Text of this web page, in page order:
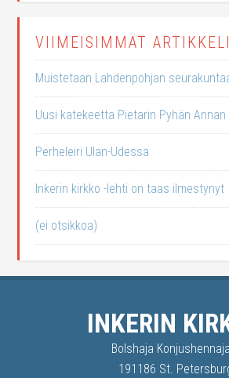
VIIMEISIMMÄT
Muistetaan Lahdenpohjan
Uusi katekeetta Pietarin Pyhän
Perheleiri Ulan-Udessa
Inkerin kirkko -lehti on taas ilmestynyt
(ei otsikkoa)
INKERIN
Bolshaja
191186 St.